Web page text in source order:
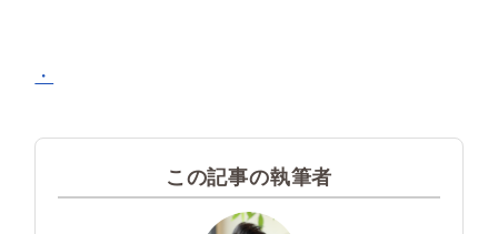
・
この記事の執筆者